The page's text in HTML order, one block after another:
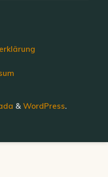
& WordPress.